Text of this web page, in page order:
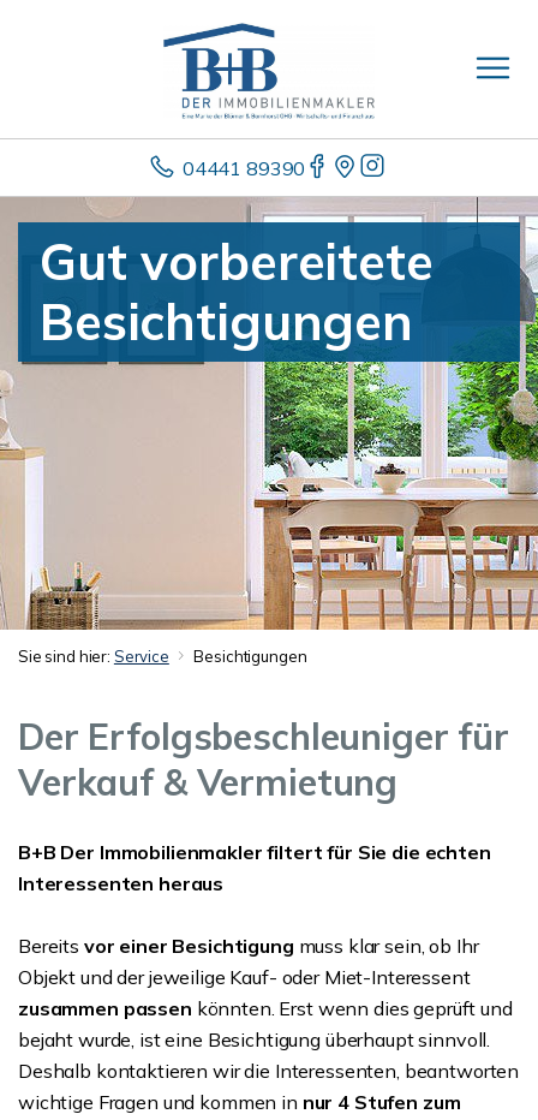
04441 89390
Gut vorbereitete
Besichtigungen
Sie sind hier: Service Besichtigungen
Der Erfolgsbeschleuniger für
Verkauf & Vermietung
B+B Der Immobilienmakler filtert für Sie die echten
Interessenten heraus
Bereits vor einer Besichtigung muss klar sein, ob Ihr
Objekt und der jeweilige Kauf- oder Miet-Interessent
zusammen passen könnten. Erst wenn dies geprüft und
bejaht wurde, ist eine Besichtigung überhaupt sinnvoll.
Deshalb kontaktieren wir die Interessenten, beantworten
wichtige Fragen und kommen in nur 4 Stufen zum